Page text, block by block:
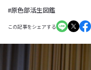
#原色部活生図鑑
この記事をシェアする